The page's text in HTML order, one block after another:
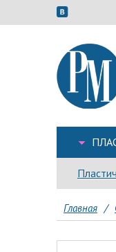
Главная /